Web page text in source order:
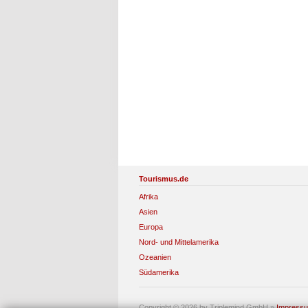
Tourismus.de
Afrika
Asien
Europa
Nord- und Mittelamerika
Ozeanien
Südamerika